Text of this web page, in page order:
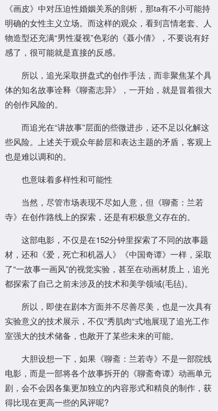
《画皮》中对压迫性婚姻关系的剖析，那ta有不小可能持
明确的女性主义立场。而这样的观众，看到言情老套、人
物造型还充满“男性凝视”色彩的《聂小倩》，不要说有好
感了，很可能就是直接的反感。
所以，追光采取拼盘式的创作手法，而非聚焦某个具
体的知名故事诠释《聊斋志异》，一开始，就是冒着很大
的创作风险的。
而追光在“讲故事”层面的些微进步，还不足以化解这
些风险。上述关于观众年龄层和表达主题的矛盾，客观上
也是难以调和的。
也意味着多样性和可能性
当然，尽管市场表现不尽如人意，但《聊斋：兰若
寺》在创作路线上的探索，还是有积极意义存在的。
这部电影，不仅是在152分钟里探索了不同的故事题
材，还和《爱，死亡和机器人》《中国奇谭》一样，采取
了“一故事一画风”的视觉实验，甚至在动画材质上，追光
都探索了自己之前未涉及的技术和美学领域(毛毡)。
所以，即使在剧本方面并不尽善尽美，也是一次具有
实验意义的技术展示，不仅”秀肌肉“式地展现了追光工作
室强大的技术储备，也敞开了某些未来的可能。
大胆设想一下，如果《聊斋：兰若寺》不是一部院线
电影，而是一部将各个故事拆开的《聊斋奇谭》动画单元
剧，会不会因各集更加独立的内容形式和精良的制作，获
得比现在更高一些的风评呢?